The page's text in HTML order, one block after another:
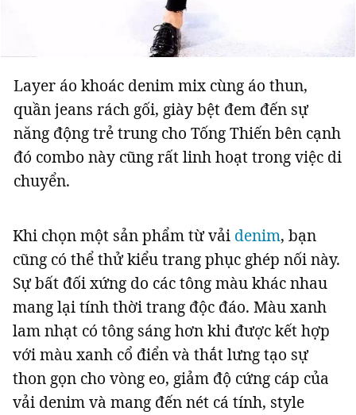
Layer áo khoác denim mix cùng áo thun,
quần jeans rách gối, giày bệt đem đến sự
năng động trẻ trung cho Tống Thiến bên cạnh
đó combo này cũng rất linh hoạt trong việc di
chuyển.
Khi chọn một sản phẩm từ vải denim, bạn
cũng có thể thử kiểu trang phục ghép nối này.
Sự bất đối xứng do các tông màu khác nhau
mang lại tính thời trang độc đáo. Màu xanh
lam nhạt có tông sáng hơn khi được kết hợp
với màu xanh cổ điển và thắt lưng tạo sự
thon gọn cho vòng eo, giảm độ cứng cáp của
vải denim và mang đến nét cá tính, style